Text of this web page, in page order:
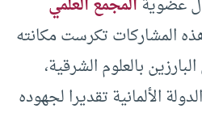
المشاركات تكرست مكانته
بالعلوم الشرقية،
جائزة الدولة الألمانية تقديرا لجهوده